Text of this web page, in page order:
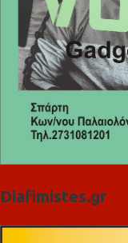
Diafimistes.gr